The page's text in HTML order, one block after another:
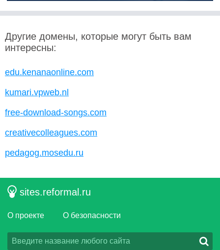
Другие домены, которые могут быть вам
интересны:
edu.kenanaonline.com
kumari.vpweb.nl
free-download-songs.com
creativecolleagues.com
pedagog.mosedu.ru
sites.reformal.ru
О проекте О безопасности